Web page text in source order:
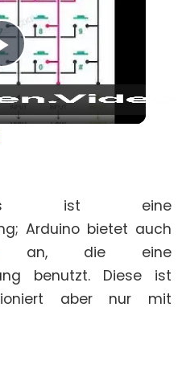
Play
Video
Das ist eine
Arduino bietet auch
die eine
benutzt. Diese ist
aber nur mit